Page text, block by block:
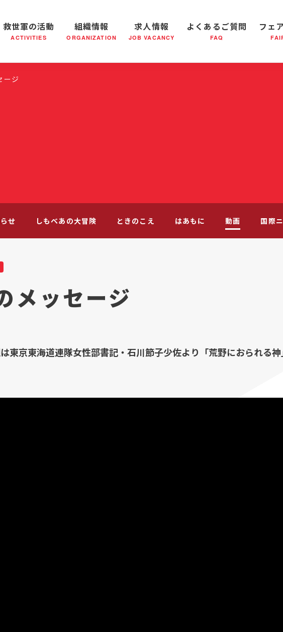
問題 救世軍の成り立ち 軍隊形式について 私たちの目指す未来
救世軍の活動
ACTIVITIES
活動 社会鍋 社会鍋物語 音楽活動 救世軍ブラスバンドのCD
組織情報
ORGANIZATION
組織概要 全国の小隊(教会)等について 医療・社会福祉事業
求人情報
JOB VACANCY
よくあるご質問
FAQ
フェ
ージ
せ しもべあの大冒険 ときのこえ はあもに 動画 国際
メッセージ
東京東海道連隊女性部書記・石川節子少佐より「荒野におられる